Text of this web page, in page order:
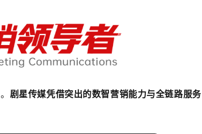
剧星传媒凭借突出的数智营销能力与全链路服务